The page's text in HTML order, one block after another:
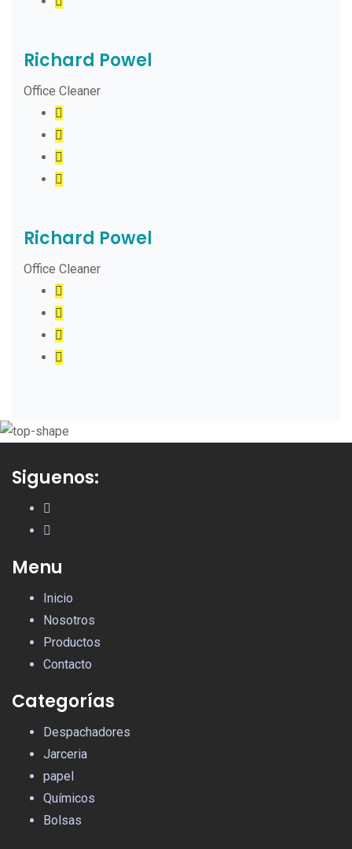
Richard Powel
Office Cleaner
Richard Powel
Office Cleaner
Siguenos:
Menu
Inicio
Nosotros
Productos
Contacto
Categorías
Despachadores
Jarceria
papel
Químicos
Bolsas